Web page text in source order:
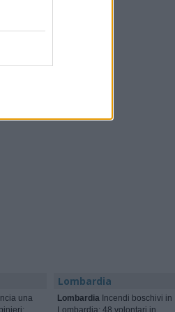
una
Lombardia
Lombardia Incendi boschivi in